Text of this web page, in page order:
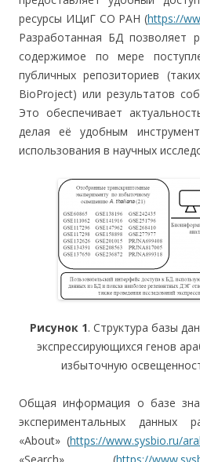
ресурсы ИЦиГ СО РАН (https://
Разработанная БД позволяет
содержимое по мере
публичных репозиториев
BioProject) или результатов
Это обеспечивает
делая её удобным
использования в научных
Рисунок 1. Структура базы
экспрессирующихся генов
избыточную
Общая информация о базе
экспериментальных данных
«About» (https://www.sysbio.ru/